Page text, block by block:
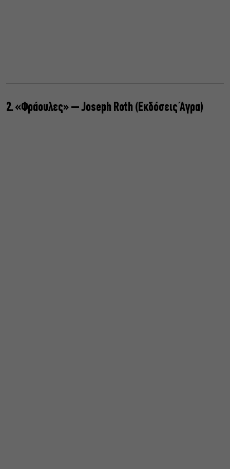
2. «Φράουλες» – Joseph Roth (Εκδόσεις Άγρα)